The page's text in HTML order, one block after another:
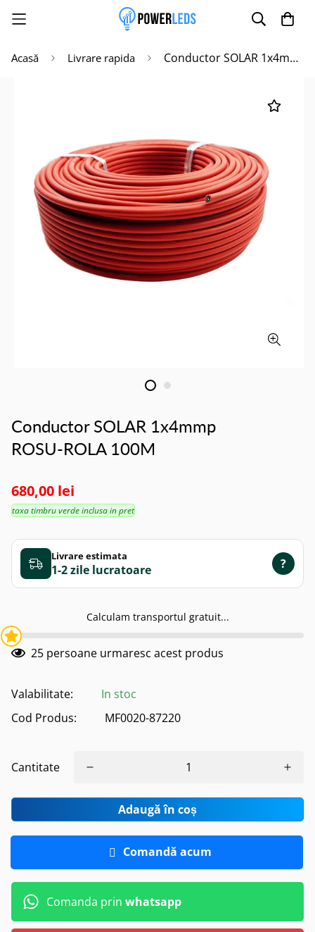
Acasă Livrare rapida Conductor SOLAR 1x4mmp ROSU-ROLA 100M
Conductor SOLAR 1x4mmp
ROSU-ROLA 100M
680,00 lei
taxa timbru verde inclusa in pret
Livrare estimata
1-2 zile ?
Calculam transportul gratuit...
25 persoane urmaresc acest produs
Valabilitate:
In stoc
Cod Produs:
MF0020-87220
Cantitate
Adaugă în coș
Comandă acum
Comanda prin whatsapp